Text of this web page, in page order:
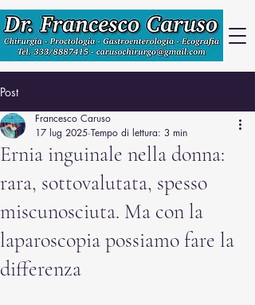
Post
Ernia inguinale nella donna:
rara, sottovalutata, spesso
miscunosciuta. Ma con la
laparoscopia possiamo fare la
differenza
Francesco Caruso
17 lug 2025 Tempo di lettura: 3 min